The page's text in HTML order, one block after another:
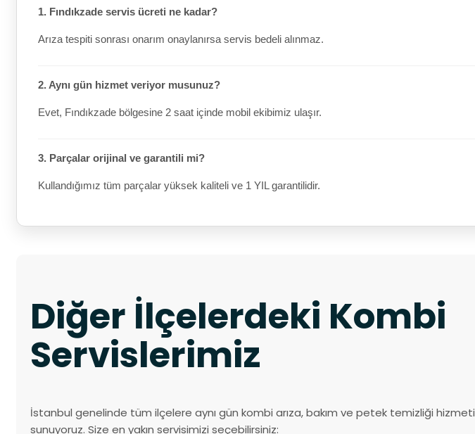
1. Fındıkzade servis ücreti ne kadar?
Arıza tespiti sonrası onarım onaylanırsa servis bedeli alınmaz.
2. Aynı gün hizmet veriyor musunuz?
Evet, Fındıkzade bölgesine 2 saat içinde mobil ekibimiz ulaşır.
3. Parçalar orijinal ve garantili mi?
Kullandığımız tüm parçalar yüksek kaliteli ve 1 YIL garantilidir.
Diğer İlçelerdeki Kombi
Servislerimiz
İstanbul genelinde tüm ilçelere aynı gün kombi arıza, bakım ve petek temizliği hizmeti
sunuyoruz. Size en yakın servisimizi seçebilirsiniz: